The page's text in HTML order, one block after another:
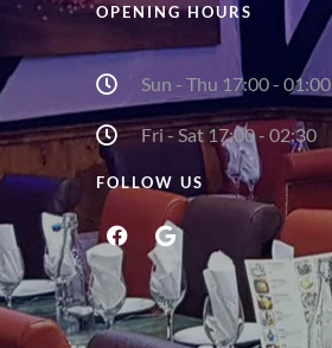
OPENING HOURS
Sun - Thu 17:00 - 01:00
Fri - Sat 17:00 - 02:30
FOLLOW US